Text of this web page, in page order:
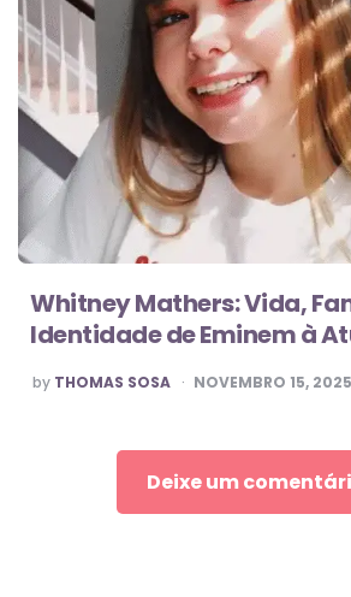
Whitney Mathers: Vida,
Identidade de Eminem à
POSTED
BY
by THOMAS SOSA NOVEMBRO 15, 2025
Deixe um